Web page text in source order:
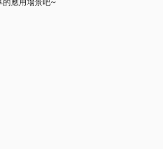
的應用場景吧~